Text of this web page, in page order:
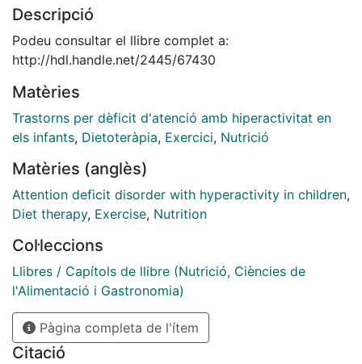
hyperact
ivity,
impulsivity, or a combination. There is scientific
dietary and physical activity strategies may be useful
to improve the
symptoms of ADHD and benefit the social, cognitive
performance of children and adolescents with
ADHD. The purpose of
our study was to review the scientific literature on the
physical activity in ADHD symptomatology up to date.
Descripció
Podeu consultar el llibre complet a:
http://hdl.handle.net/2445/67430
Matèries
Trastorns per dèficit d'atenció amb hiperactivitat en
els infants, Dietoteràpia, Exercici, Nutrició
Matèries (anglès)
Attention deficit disorder with hyperactivity in children,
Diet therapy, Exercise, Nutrition
Col·leccions
Llibres / Capítols de llibre (Nutrició, Ciències de
l'Alimentació i Gastronomia)
Pàgina completa de l'ítem
Citació